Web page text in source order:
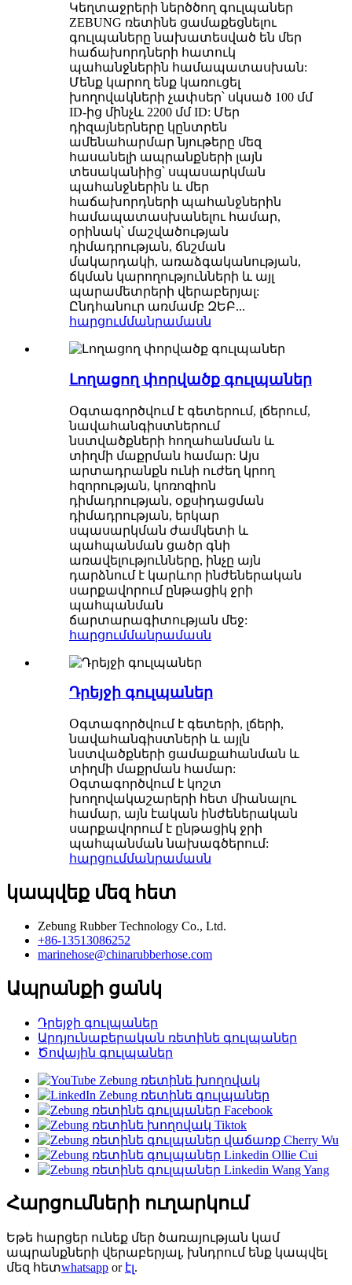
Կեղտաջրերի ներծծող գուլպաներ
ZEBUNG ռետինե ցամաքեցնելու
գուլպաները նախատեսված են մեր
հաճախորդների հատուկ
պահանջներին համապատասխան:
Մենք կարող ենք կառուցել
խողովակների չափսեր՝ սկսած 100 մմ
ID-ից մինչև 2200 մմ ID: Մեր
դիզայներները կընտրեն
ամենահարմար նյութերը մեզ
հասանելի ապրանքների լայն
տեսականիից՝ սպասարկման
պահանջներին և մեր
հաճախորդների պահանջներին
համապատասխանելու համար,
օրինակ՝ մաշվածության
դիմադրության, ճնշման
մակարդակի, առաձգականության,
ճկման կարողությունների և այլ
պարամետրերի վերաբերյալ:
Ընդհանուր առմամբ ԶԵԲ...
հարցումմանրամասն
Լողացող փորվածք գուլպաներ
Օգտագործվում է գետերում, լճերում,
նավահանգիստներում
նստվածքների հողահանման և
տիղմի մաքրման համար: Այս
արտադրանքն ունի ուժեղ կրող
հզորության, կոռոզիոն
դիմադրության, օքսիդացման
դիմադրության, երկար
սպասարկման ժամկետի և
պահպանման ցածր գնի
առավելությունները, ինչը այն
դարձնում է կարևոր ինժեներական
սարքավորում ընթացիկ ջրի
պահպանման
ճարտարագիտության մեջ:
հարցումմանրամասն
Դրեյջի գուլպաներ
Օգտագործվում է գետերի, լճերի,
նավահանգիստների և այլն
նստվածքների ցամաքահանման և
տիղմի մաքրման համար:
Օգտագործվում է կոշտ
խողովակաշարերի հետ միանալու
համար, այն էական ինժեներական
սարքավորում է ընթացիկ ջրի
պահպանման նախագծերում:
հարցումմանրամասն
կապվեք մեզ հետ
Zebung Rubber Technology Co., Ltd.
+86-13513086252
marinehose@chinarubberhose.com
Ապրանքի ցանկ
Դրեյջի գուլպաներ
Արդյունաբերական ռետինե գուլպաներ
Ծովային գուլպաներ
Հարցումների ուղարկում
Եթե ​​հարցեր ունեք մեր ծառայության կամ
ապրանքների վերաբերյալ, խնդրում ենք կապվել
մեզ հետwhatsapp or էլ.